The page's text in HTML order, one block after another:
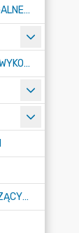
ZGŁOSZENIA DOTYCZĄCE NIELEGALNEGO SPALANIA ODPADÓW
OTWARTE DANE ORAZ PONOWNE WYKORZYSTANIE INFORMACJI SEKTORA PUBLICZNEGO
INFORMACJA DLA OSÓB NIESŁYSZĄCYCH